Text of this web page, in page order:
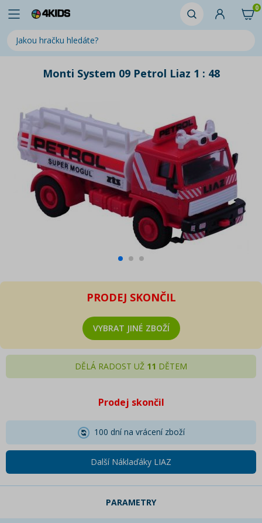
0
Monti System 09 Petrol Liaz 1 : 48
PRODEJ SKONČIL
VYBRAT JINÉ ZBOŽÍ
DĚLÁ RADOST UŽ 11 DĚTEM
Prodej skončil
100 dní na vrácení zboží
Další Náklaďáky LIAZ
PARAMETRY